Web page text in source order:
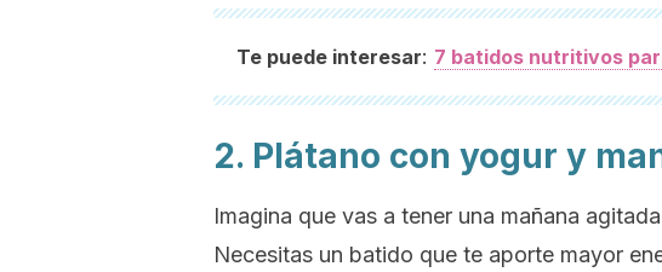
Te puede interesar: 7 batidos nutritivos
2. Plátano con yogur y
Imagina que vas a tener una mañana
Necesitas un batido que te aporte mayor